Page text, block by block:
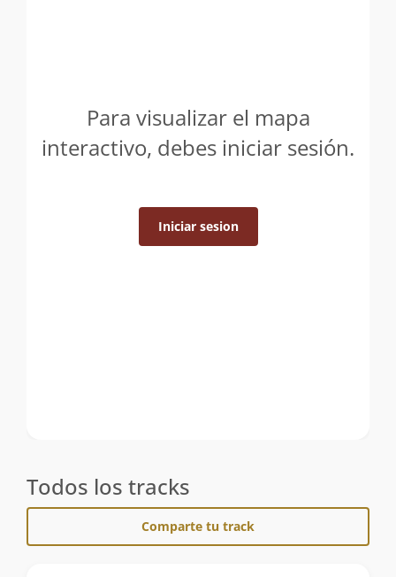
Para visualizar el mapa
interactivo, debes iniciar sesión.
Iniciar sesion
Todos los tracks
Comparte tu track